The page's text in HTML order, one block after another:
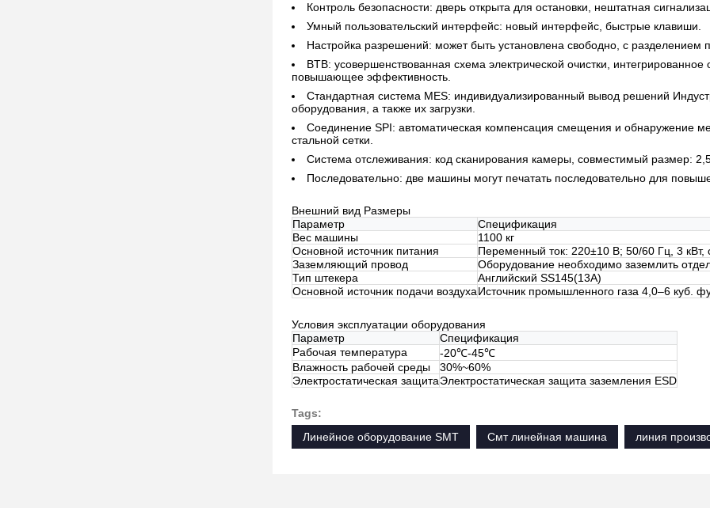
Контроль безопасности: дверь открыта для остановки, нештатная
Умный пользовательский интерфейс: новый интерфейс, быстрые клавиши.
Настройка разрешений: может быть установлена ​​свободно, с разделением
BTB: усовершенствованная схема электрической очистки,
повышающее эффективность.
Стандартная система MES: индивидуализированный вывод решений
оборудования, а также их загрузки.
Соединение SPI: автоматическая компенсация смещения и обнаружение
стальной сетки.
Система отслеживания: код сканирования камеры, совместимый размер:
Последовательно: две машины могут печатать последовательно для
Внешний вид Размеры
Параметр
Спецификация
Вес машины
1100 кг
Основной источник питания
Переменный ток: 220±10 В; 50/60 Гц, 3 кВт,
Заземляющий провод
Оборудование необходимо заземлить
Тип штекера
Английский SS145(13А)
Основной источник подачи воздухаИсточник промышленного газа 4,0–6 куб.
Условия эксплуатации оборудования
Параметр
Спецификация
Рабочая температура
-20℃-45℃
Влажность рабочей среды
30%~60%
Электростатическая защитаЭлектростатическая защита заземления ESD
Tags:
Линейное оборудование SMT
Смт линейная машина линия